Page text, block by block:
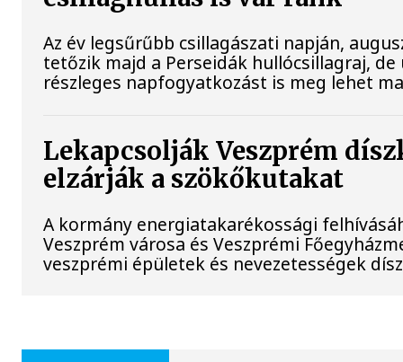
Az év legsűrűbb csillagászati napján,
tetőzik majd a Perseidák hullócsillagraj, de
részleges napfogyatkozást is meg lehet
Lekapcsolják Veszprém
elzárják a szökőkutakat
A kormány energiatakarékossági
Veszprém városa és Veszprémi
veszprémi épületek és nevezetességek